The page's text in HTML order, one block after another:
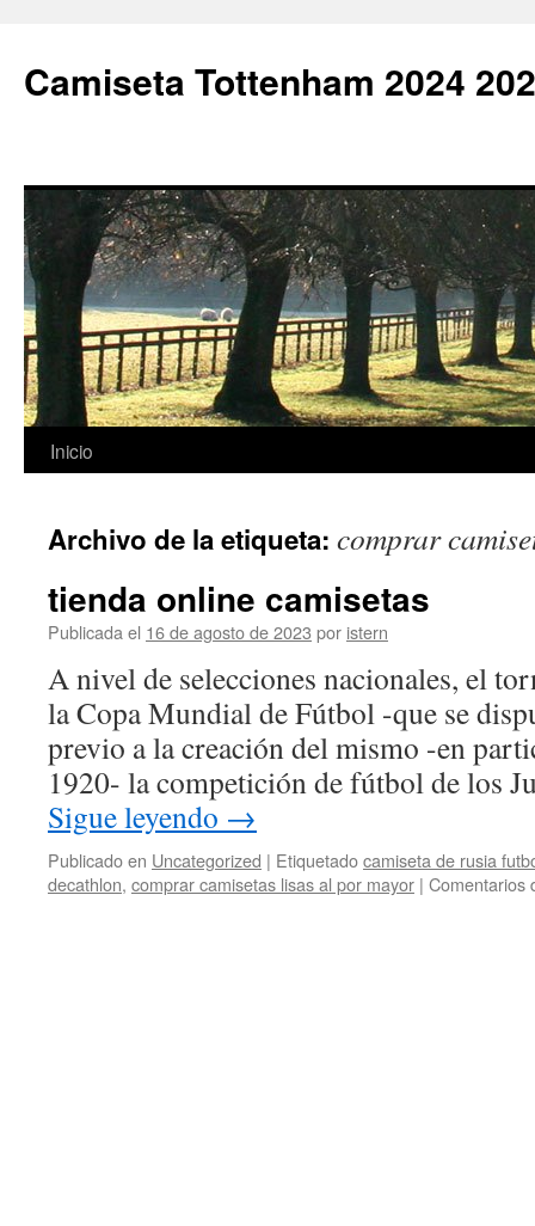
Camiseta Tottenham 2024
Saltar
contenido
Inicio
Archivo de la etiqueta: comprar
tienda online camisetas
Publicada el 16 de agosto de 2023 por istern
A nivel de selecciones nacionales, el
la Copa Mundial de Fútbol -que se
previo a la creación del mismo -en
1920- la competición de fútbol de los
Sigue leyendo →
Publicado en Uncategorized | Etiquetadocamiseta de rusia
decathlon, comprar camisetas lisas al por mayor | Comentarios